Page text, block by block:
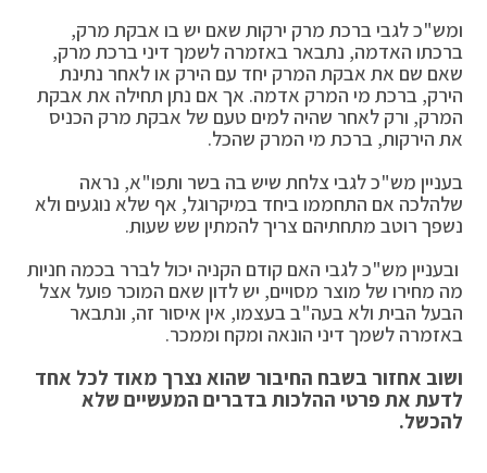
ומש"כ לגבי ברכת מרק ירקות שאם יש בו אבקת מרק,
ברכתו האדמה, נתבאר באזמרה לשמך דיני ברכת מרק,
שאם שם את אבקת המרק יחד עם הירק או לאחר נתינת
הירק, ברכת מי המרק אדמה. אך אם נתן תחילה את אבקת
המרק, ורק לאחר שהיה למים טעם של אבקת מרק הכניס
את הירקות, ברכת מי המרק שהכל.
בעניין מש"כ לגבי צלחת שיש בה בשר ותפו"א, נראה
שלהלכה אם התחממו ביחד במיקרוגל, אף שלא נוגעים ולא
נשפך רוטב מתחתיהם צריך להמתין שש שעות.
ובעניין מש"כ לגבי האם קודם הקניה יכול לברר בכמה חניות
מה מחירו של מוצר מסויים, יש לדון שאם המוכר פועל אצל
הבעל הבית ולא בעה"ב בעצמו, אין איסור זה, ונתבאר
באזמרה לשמך דיני הונאה ומקח וממכר.
ושוב אחזור בשבח החיבור שהוא נצרך מאוד לכל אחד
לדעת את פרטי ההלכות בדברים המעשיים שלא
להכשל.